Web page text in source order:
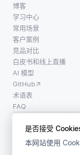
是否接受
本网站使用
博客
学习中心
常用场景
客户案例
竞品对比
白皮书和线上直播
AI 模型
GitHub
术语表
FAQ
使用条款
LF AI、LF AI & Data
Foundation 所有商标
版权所有 ©2026 上海